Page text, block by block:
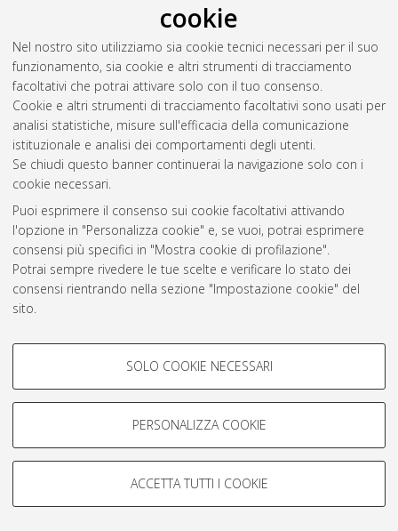
cookie
Nel nostro sito utilizziamo sia cookie tecnici necessari per il suo
funzionamento, sia cookie e altri strumenti di tracciamento
facoltativi che potrai attivare solo con il tuo consenso.
Cookie e altri strumenti di tracciamento facoltativi sono usati per
analisi statistiche, misure sull'efficacia della comunicazione
istituzionale e analisi dei comportamenti degli utenti.
Se chiudi questo banner continuerai la navigazione solo con i
cookie necessari.
Puoi esprimere il consenso sui cookie facoltativi attivando
l'opzione in "Personalizza cookie" e, se vuoi, potrai esprimere
consensi più specifici in "Mostra cookie di profilazione".
Potrai sempre rivedere le tue scelte e verificare lo stato dei
consensi rientrando nella sezione "Impostazione cookie" del
sito.
COOKIE DI PROFILAZIONE -
Si tratta di cookie utilizzati per analizzare le caratteristiche della
navigazione degli utenti, creare profili in base al loro comportamento
Mostra cookie di profilazione
COOKIE TECNICI - NECESSARI
SOLO COOKIE NECESSARI
PERSONALIZZA COOKIE
ACCETTA TUTTI I COOKIE
Seleziona un valore dall'elenco sottostante.
2016(1)
Atom
Rss 1.0
Rss 2.0
AMS Laurea
Servizio implementato e gestito da AlmaDL
Impostazioni Cookie
© ALMA MATER STUDIORUM - Università di Bologna, 2007-2026.